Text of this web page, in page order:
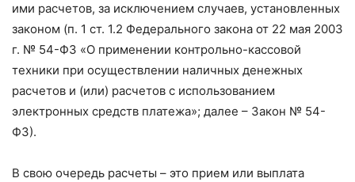
ими расчетов, за исключением случаев, установленных
законом (п. 1 ст. 1.2 Федерального закона от 22 мая 2003
г. № 54-ФЗ «О применении контрольно-кассовой
техники при осуществлении наличных денежных
расчетов и (или) расчетов с использованием
электронных средств платежа»; далее – Закон № 54-
ФЗ).
В свою очередь расчеты – это прием или выплата